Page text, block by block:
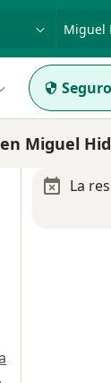
o
Miguel
210
La